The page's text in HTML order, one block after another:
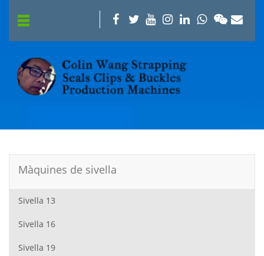
Màquines de sivella
Sivella 13
Sivella 16
Sivella 19